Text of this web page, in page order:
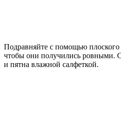
Подравняйте с помощью
чтобы они получились ровными.
и пятна влажной салфеткой.